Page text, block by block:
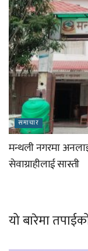
समाचार
मन्थली नगरमा
सेवाग्राहीलाई सास्ती
यो बारेमा